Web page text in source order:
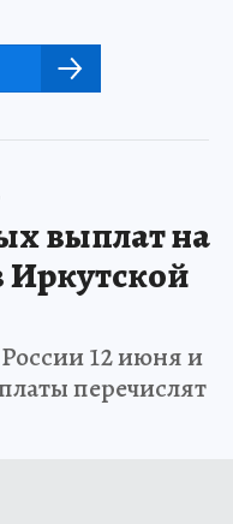
выплат на
Иркутской
12 июня и
перечислят